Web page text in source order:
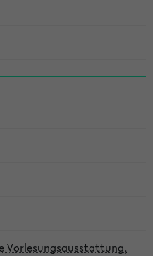
Vorlesungsausstattung,